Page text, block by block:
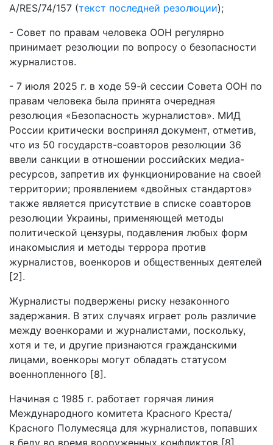
A/RES/74/157 (текст последней резолюции);
- Совет по правам человека ООН регулярно
принимает резолюции по вопросу о безопасности
журналистов.
- 7 июля 2025 г. в ходе 59-й сессии Совета ООН по
правам человека была принята очередная
резолюция «Безопасность журналистов». МИД
России критически воспринял документ, отметив,
что из 50 государств-соавторов резолюции 36
ввели санкции в отношении российских медиа-
ресурсов, запретив их функционирование на своей
территории; проявлением «двойных стандартов»
также является присутствие в списке соавторов
резолюции Украины, применяющей методы
политической цензуры, подавления любых форм
инакомыслия и методы террора против
журналистов, военкоров и общественных деятелей
[2].
Журналисты подвержены риску незаконного
задержания. В этих случаях играет роль различие
между военкорами и журналистами, поскольку,
хотя и те, и другие признаются гражданскими
лицами, военкоры могут обладать статусом
военнопленного [8].
Начиная с 1985 г. работает горячая линия
Международного комитета Красного Креста/
Красного Полумесяца для журналистов, попавших
в беду во время вооруженных конфликтов [8].